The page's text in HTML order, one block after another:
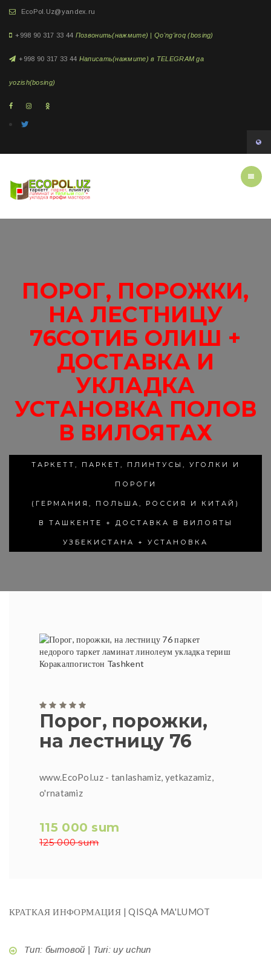
EcoPol.Uz@yandex.ru
+998 90 317 33 44 Позвонить(нажмите) | Qo'ng'iroq (bosing)
+998 90 317 33 44 Написать(нажмите) в TELEGRAM ga
yozish(bosing)
ПОРОГ, ПОРОЖКИ,
НА ЛЕСТНИЦУ
76СОТИБ ОЛИШ +
ДОСТАВКА И
УКЛАДКА
УСТАНОВКА ПОЛОВ
В ВИЛОЯТАХ
ТАРКЕТТ, ПАРКЕТ, ПЛИНТУСЫ, УГОЛКИ И
ПОРОГИ
(ГЕРМАНИЯ, ПОЛЬША, РОССИЯ И КИТАЙ)
В ТАШКЕНТЕ + ДОСТАВКА В ВИЛОЯТЫ
УЗБЕКИСТАНА + УСТАНОВКА
Порог, порожки,
на лестницу 76
www.EcoPol.uz - tanlashamiz, yetkazamiz,
o'rnatamiz
115 000 sum
125 000 sum
КРАТКАЯ ИНФОРМАЦИЯ | QISQA MA'LUMOT
Тип: бытовой | Turi: uy uchun